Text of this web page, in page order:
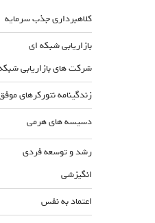
کلاهبرداری جذب سرمایه
بازاریابی شبکه ای
شرکت های بازاریابی
زندگینامه نتورکرهای
دسیسه های هرمی
رشد و توسعه فردی
انگیزشی
اعتماد به نفس